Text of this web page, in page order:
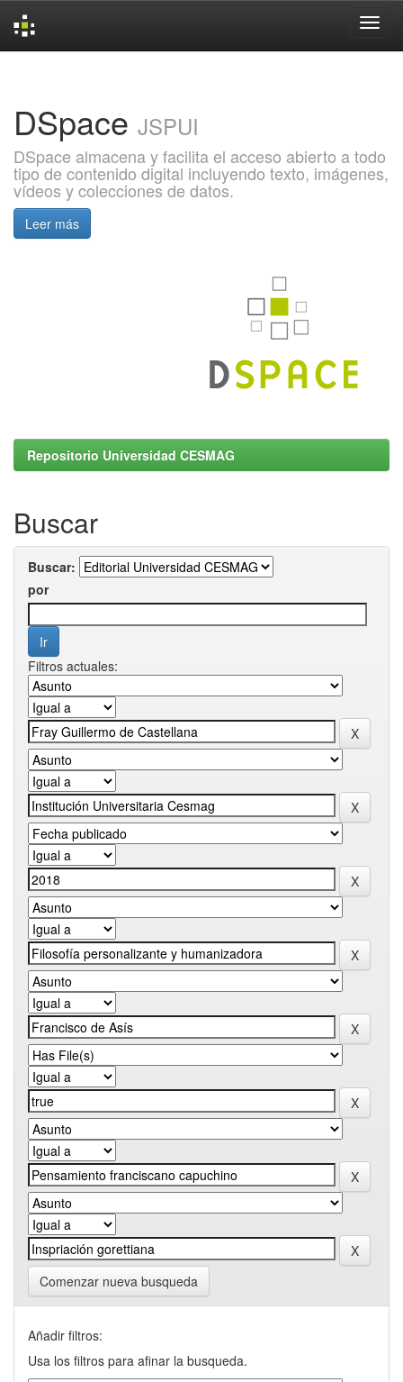
DSpace JSPUI
DSpace almacena y facilita el acceso abierto a todo
tipo de contenido digital incluyendo texto, imágenes,
vídeos y colecciones de datos.
Leer más
Repositorio Universidad CESMAG
Buscar
Buscar:
por
Filtros actuales:
Comenzar nueva busqueda
Añadir filtros:
Usa los filtros para afinar la busqueda.